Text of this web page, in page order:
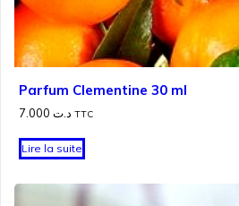
Parfum Clementine 30 ml
د.ت TTC
Lire la suite